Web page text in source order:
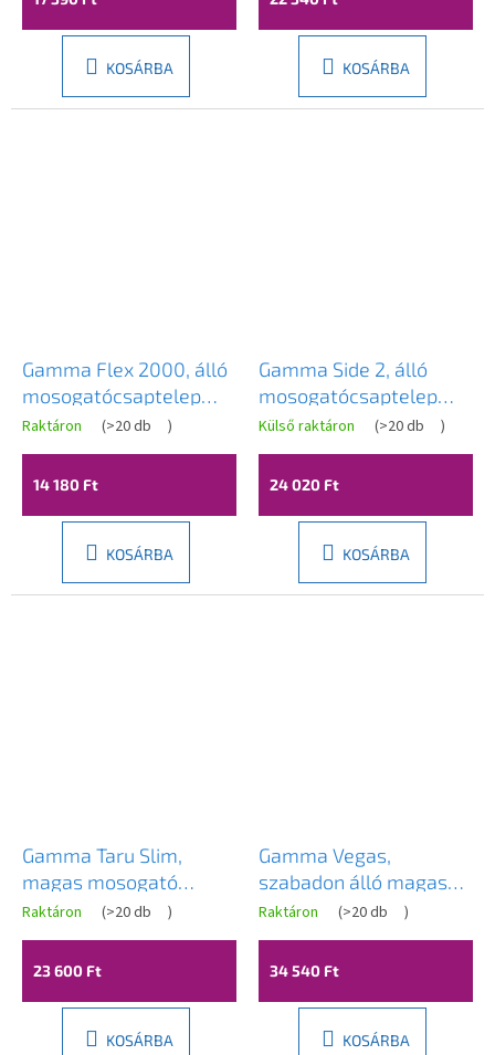
KOSÁRBA KOSÁRBA
Gamma Flex 2000, álló
mosogatócsaptelep
flexibilis karral, matt
fehér, GMA-BFX-
2000AWH
Raktáron (>20 db )
14 180 Ft
KOSÁRBA
Gamma Side 2, álló
mosogatócsaptelep
kihúzható kifolyóval H-
300, matt arany, GMA-
BSE2-BG
Külső raktáron (>20 db )
24 020 Ft
KOSÁRBA
Gamma Taru Slim,
magas mosogató
csaptelep h-400,
csiszolt acél, GMA-BTS-
IX
Raktáron (>20 db )
23 600 Ft
KOSÁRBA
Gamma Vegas,
szabadon álló magas
konyhai csaptelep
rugalmas karral és
spray-vel, fekete matt,
Raktáron (>20 db )
34 540 Ft
KOSÁRBA